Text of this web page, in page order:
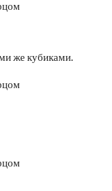
же кубиками.